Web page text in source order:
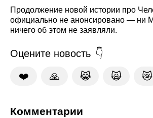
Продолжение новой истории про
официально не анонсировано — ни
ничего об этом не заявляли.
Оцените новость
❤️ 🙏 😹 🙀 😿
Комментарии